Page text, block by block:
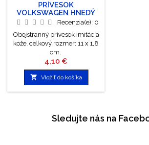
PRÍVESOK
VOLKSWAGEN HNEDÝ
Recenzia(e): 0
Obojstranný prívesok imitácia
kože, celkový rozmer: 11 x 1,8
cm.
Cena
4,10 €
 Vložiť do košíka
Sledujte nás na